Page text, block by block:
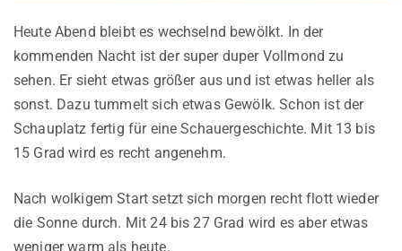
Heute Abend bleibt es wechselnd bewölkt. In der
kommenden Nacht ist der super duper Vollmond zu
sehen. Er sieht etwas größer aus und ist etwas heller als
sonst. Dazu tummelt sich etwas Gewölk. Schon ist der
Schauplatz fertig für eine Schauergeschichte. Mit 13 bis
15 Grad wird es recht angenehm.
Nach wolkigem Start setzt sich morgen recht flott wieder
die Sonne durch. Mit 24 bis 27 Grad wird es aber etwas
weniger warm als heute.